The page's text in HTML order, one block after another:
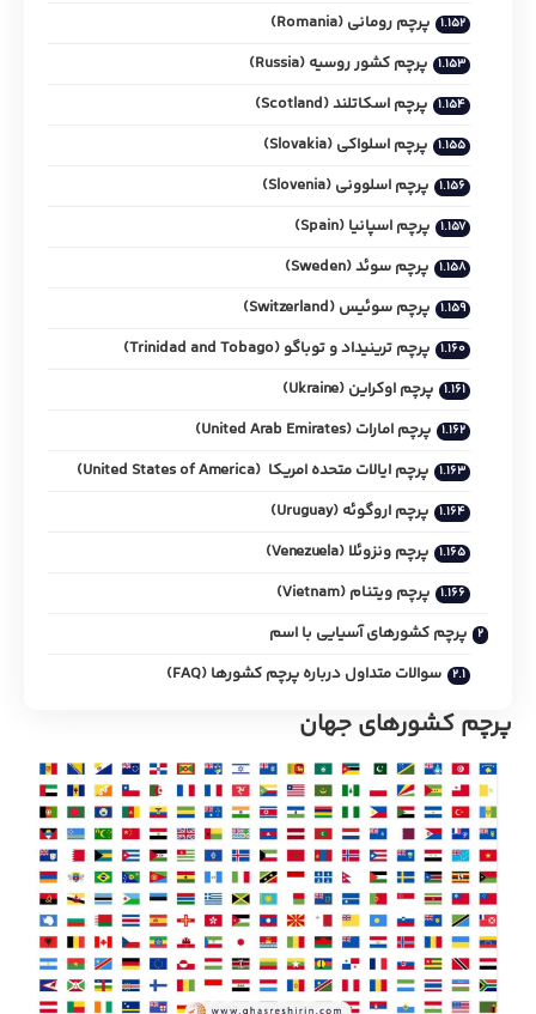
پرچم رومانی (Romania)
پرچم کشور روسیه (Russia)
پرچم اسکاتلند (Scotland)
پرچم اسلواکی (Slovakia)
پرچم اسلوونی (Slovenia)
پرچم اسپانیا (Spain)
پرچم سوئد (Sweden)
پرچم سوئیس (Switzerland)
پرچم ترینیداد و توباگو (Trinidad and Tobago)
پرچم اوکراین (Ukraine)
پرچم امارات (United Arab Emirates)
پرچم ایالات متحده امریکا (United States of America)
پرچم اروگوئه (Uruguay)
پرچم ونزوئلا (Venezuela)
پرچم ویتنام (Vietnam)
پرچم کشورهای آسیایی با اسم
سوالات متداول درباره پرچم کشورها (FAQ)
پرچم کشورهای جهان